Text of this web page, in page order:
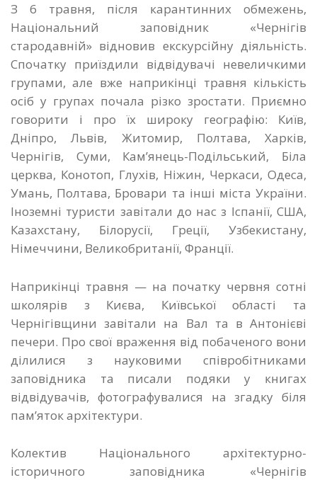
З 6 травня, після карантинних обмежень,
Національний заповідник «Чернігів
стародавній» відновив екскурсійну діяльність.
Спочатку приїздили відвідувачі невеличкими
групами, але вже наприкінці травня кількість
осіб у групах почала різко зростати. Приємно
говорити і про їх широку географію: Київ,
Дніпро, Львів, Житомир, Полтава, Харків,
Чернігів, Суми, Кам’янець-Подільський, Біла
церква, Конотоп, Глухів, Ніжин, Черкаси, Одеса,
Умань, Полтава, Бровари та інші міста України.
Іноземні туристи завітали до нас з Іспанії, США,
Казахстану, Білорусії, Греції, Узбекистану,
Німеччини, Великобританії, Франції.
Наприкінці травня — на початку червня сотні
школярів з Києва, Київської області та
Чернігівщини завітали на Вал та в Антонієві
печери. Про свої враження від побаченого вони
ділилися з науковими співробітниками
заповідника та писали подяки у книгах
відвідувачів, фотографувалися на згадку біля
пам’яток архітектури.
Колектив Національного архітектурно-
історичного заповідника «Чернігів